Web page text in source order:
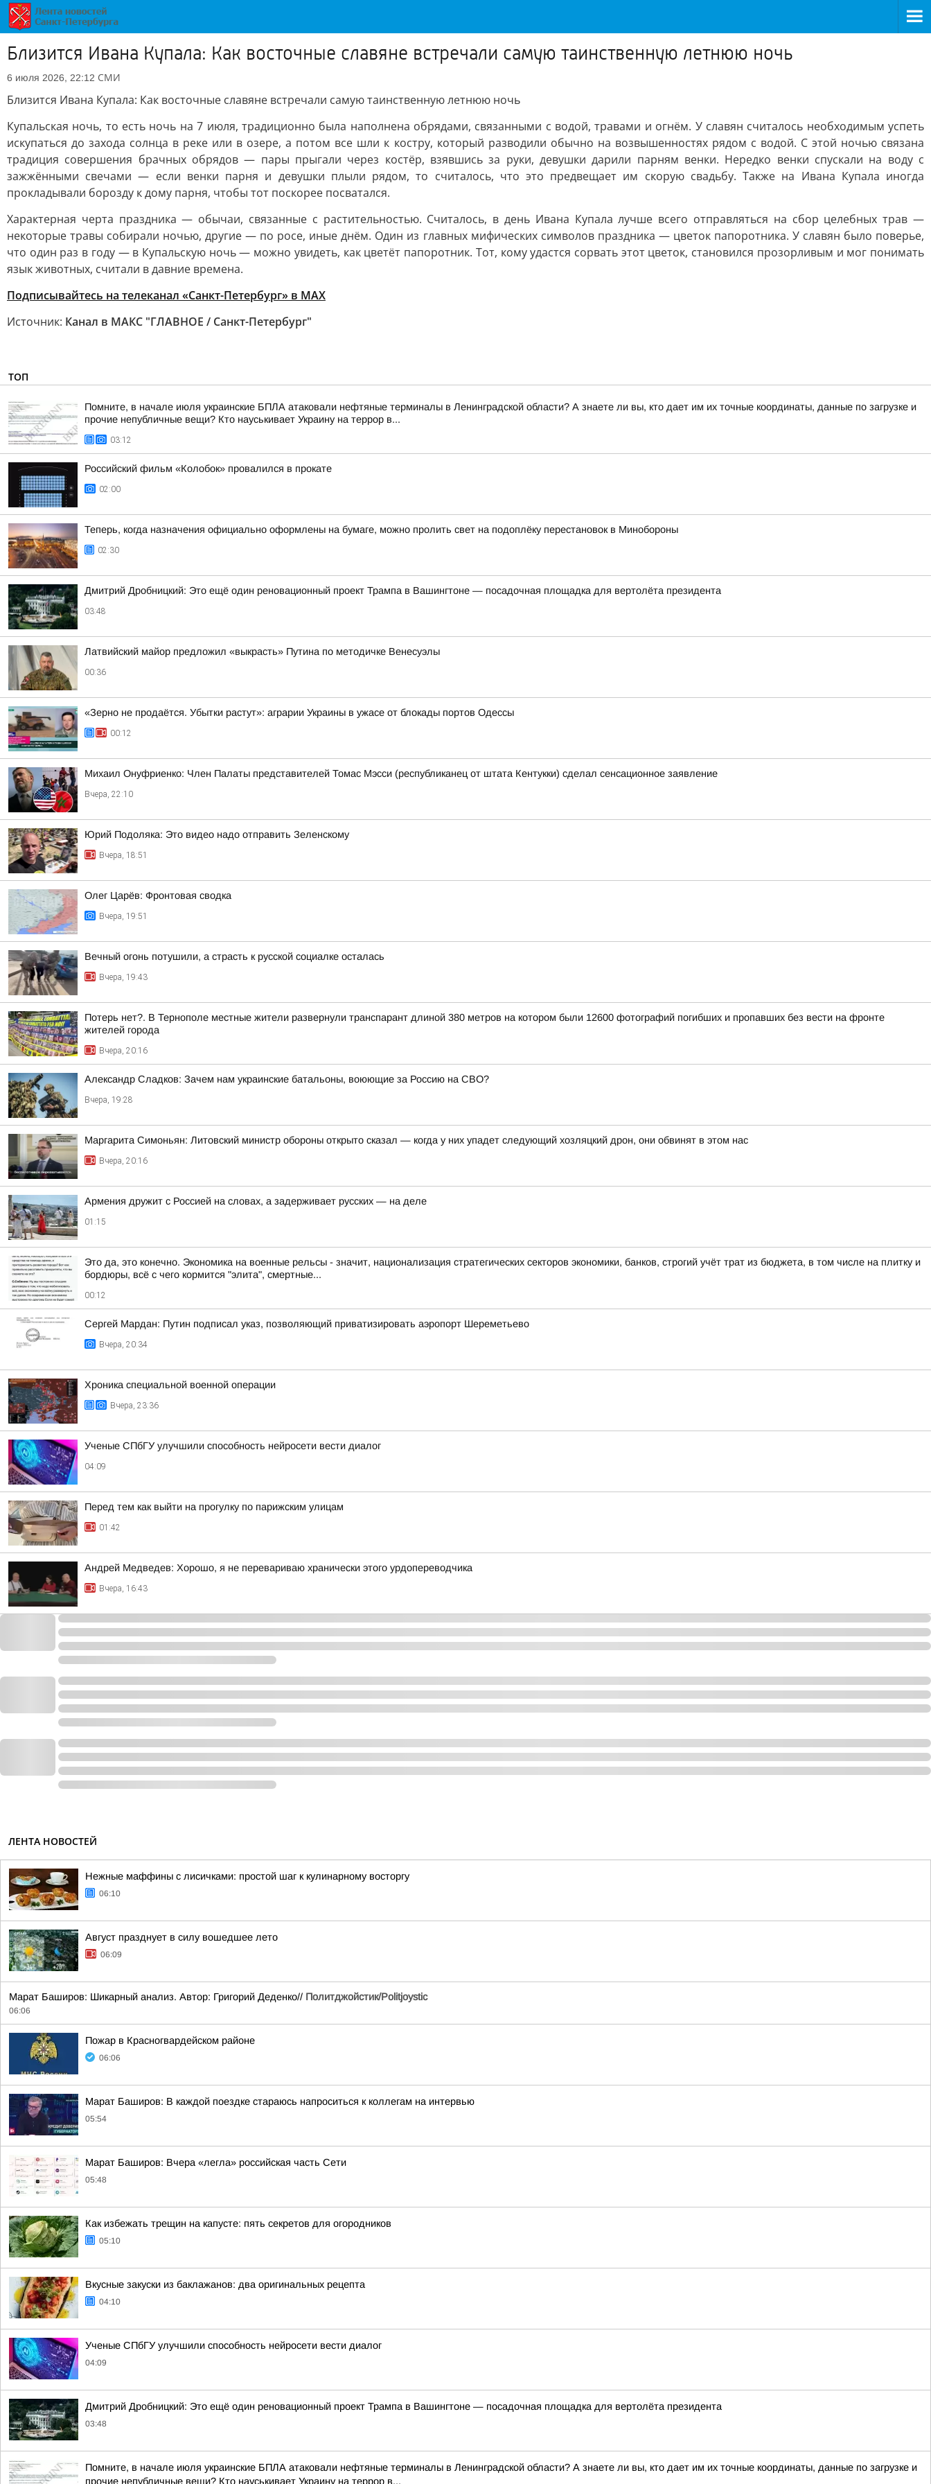
Близится Ивана Купала: Как восточные славяне встречали самую таинственную летнюю ночь
6 июля 2026, 22:12 СМИ
Близится Ивана Купала: Как восточные славяне встречали самую таинственную летнюю ночь
Купальская ночь, то есть ночь на 7 июля, традиционно была наполнена обрядами, связанными с водой, травами и огнём. У славян считалось необходимым успеть
искупаться до захода солнца в реке или в озере, а потом все шли к костру, который разводили обычно на возвышенностях рядом с водой. С этой ночью связана
традиция совершения брачных обрядов — пары прыгали через костёр, взявшись за руки, девушки дарили парням венки. Нередко венки спускали на воду с
зажжёнными свечами — если венки парня и девушки плыли рядом, то считалось, что это предвещает им скорую свадьбу. Также на Ивана Купала иногда
прокладывали борозду к дому парня, чтобы тот поскорее посватался.
Характерная черта праздника — обычаи, связанные с растительностью. Считалось, в день Ивана Купала лучше всего отправляться на сбор целебных трав —
некоторые травы собирали ночью, другие — по росе, иные днём. Один из главных мифических символов праздника — цветок папоротника. У славян было поверье,
что один раз в году — в Купальскую ночь — можно увидеть, как цветёт папоротник. Тот, кому удастся сорвать этот цветок, становился прозорливым и мог понимать
язык животных, считали в давние времена.
Подписывайтесь на телеканал «Санкт-Петербург» в MAX
Источник: Канал в МАКС "ГЛАВНОЕ / Санкт-Петербург"
ТОП
Помните, в начале июля украинские БПЛА атаковали нефтяные терминалы в Ленинградской области? А знаете ли вы, кто дает им их точные координаты, данные по загрузке и
прочие непубличные вещи? Кто науськивает Украину на террор в...
03:12
Российский фильм «Колобок» провалился в прокате
02:00
Теперь, когда назначения официально оформлены на бумаге, можно пролить свет на подоплёку перестановок в Минобороны
02:30
Дмитрий Дробницкий: Это ещё один реновационный проект Трампа в Вашингтоне — посадочная площадка для вертолёта президента
03:48
Латвийский майор предложил «выкрасть» Путина по методичке Венесуэлы
00:36
«Зерно не продаётся. Убытки растут»: аграрии Украины в ужасе от блокады портов Одессы
00:12
Михаил Онуфриенко: Член Палаты представителей Томас Мэсси (республиканец от штата Кентукки) сделал сенсационное заявление
Вчера, 22:10
Юрий Подоляка: Это видео надо отправить Зеленскому
Вчера, 18:51
Олег Царёв: Фронтовая сводка
Вчера, 19:51
Вечный огонь потушили, а страсть к русской социалке осталась
Вчера, 19:43
Потерь нет?. В Тернополе местные жители развернули транспарант длиной 380 метров на котором были 12600 фотографий погибших и пропавших без вести на фронте
жителей города
Вчера, 20:16
Александр Сладков: Зачем нам украинские батальоны, воюющие за Россию на СВО?
Вчера, 19:28
Маргарита Симоньян: Литовский министр обороны открыто сказал — когда у них упадет следующий хозляцкий дрон, они обвинят в этом нас
Вчера, 20:16
Армения дружит с Россией на словах, а задерживает русских — на деле
01:15
Это да, это конечно. Экономика на военные рельсы - значит, национализация стратегических секторов экономики, банков, строгий учёт трат из бюджета, в том числе на плитку и
бордюры, всё с чего кормится "элита", смертные...
00:12
Сергей Мардан: Путин подписал указ, позволяющий приватизировать аэропорт Шереметьево
Вчера, 20:34
Хроника специальной военной операции
Вчера, 23:36
Ученые СПбГУ улучшили способность нейросети вести диалог
04:09
Перед тем как выйти на прогулку по парижским улицам
01:42
Андрей Медведев: Хорошо, я не перевариваю хранически этого урдопереводчика
Вчера, 16:43
ЛЕНТА НОВОСТЕЙ
Нежные маффины с лисичками: простой шаг к кулинарному восторгу
06:10
Август празднует в силу вошедшее лето
06:09
Марат Баширов: Шикарный анализ. Автор: Григорий Деденко// Политджойстик/Politjoystic
06:06
Пожар в Красногвардейском районе
06:06
Марат Баширов: В каждой поездке стараюсь напроситься к коллегам на интервью
05:54
Марат Баширов: Вчера «легла» российская часть Сети
05:48
Как избежать трещин на капусте: пять секретов для огородников
05:10
Вкусные закуски из баклажанов: два оригинальных рецепта
04:10
Ученые СПбГУ улучшили способность нейросети вести диалог
04:09
Дмитрий Дробницкий: Это ещё один реновационный проект Трампа в Вашингтоне — посадочная площадка для вертолёта президента
03:48
Помните, в начале июля украинские БПЛА атаковали нефтяные терминалы в Ленинградской области? А знаете ли вы, кто дает им их точные координаты, данные по загрузке и
прочие непубличные вещи? Кто науськивает Украину на террор в...